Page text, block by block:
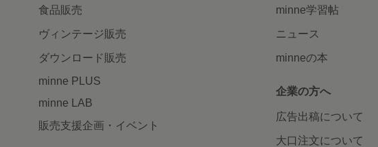
食品販売
ヴィンテージ販売
ダウンロード販売
minne PLUS
minne LAB
販売支援企画・イベント
minne学習帖
ニュース
minneの本
企業の方へ
広告出稿について
大口注文について